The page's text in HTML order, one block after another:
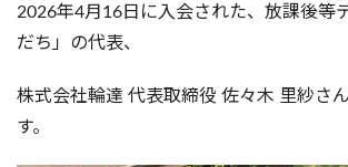
2026年4月16日に入会された、放課後等
だち」の代表、
株式会社輪達 代表取締役 佐々木 里紗さ
す。